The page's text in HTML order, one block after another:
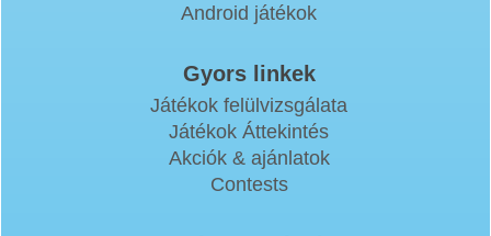
Android játékok
Gyors linkek
Játékok felülvizsgálata
Játékok Áttekintés
Akciók & ajánlatok
Contests